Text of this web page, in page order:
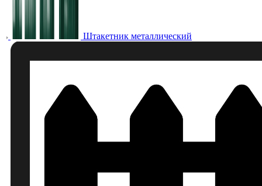
Штакетник металлический